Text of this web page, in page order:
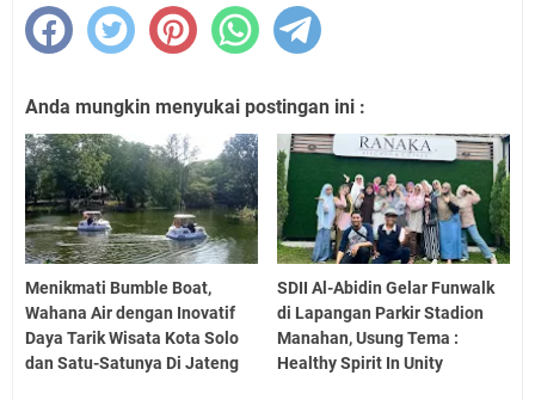
Anda mungkin menyukai postingan ini :
Menikmati Bumble Boat,
Wahana Air dengan Inovatif
Daya Tarik Wisata Kota Solo
dan Satu-Satunya Di Jateng
SDII Al-Abidin Gelar Funwalk
di Lapangan Parkir Stadion
Manahan, Usung Tema :
Healthy Spirit In Unity